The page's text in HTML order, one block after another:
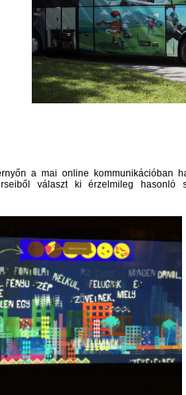
a mai online kommunikációban
választ ki érzelmileg hasonló